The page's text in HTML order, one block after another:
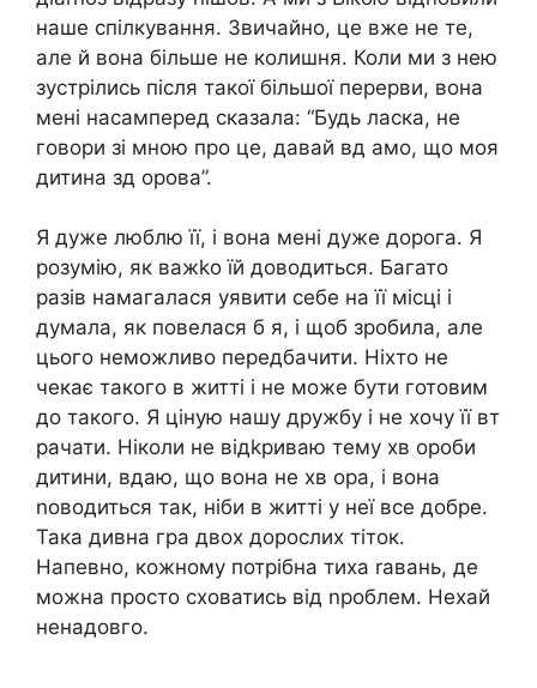
наше спілкування. Звичайно, це вже не те,
але й вона більше не колишня. Коли ми з нею
зустрілись після такої більшої перерви, вона
мені насамперед сказала: “Будь ласка, не
говори зі мною про це, давай вд амо, що моя
дитина зд орова”.
Я дуже люблю її, і вона мені дуже дорога. Я
розумію, як важkо їй доводиться. Багато
разів намагалася уявити себе на її місці і
думала, як повелася б я, і щоб зробила, але
цього неможливо передбачити. Ніхто не
чекає такого в житті і не може бути готовим
до такого. Я ціную нашу дружбу і не хочу її вт
рачати. Ніколи не відkриваю тему хв ороби
дитини, вдаю, що вона не хв ора, і вона
nоводиться так, ніби в житті у неї все добре.
Така дивна гра двох дорослих тіток.
Напевно, кожному потрібна тиха rавань, де
можна просто сховатись від nроблем. Нехай
ненадовго.